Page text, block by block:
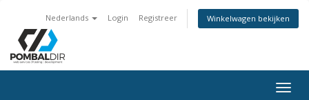
Nederlands Login Registreer Winkelwagen bekijken